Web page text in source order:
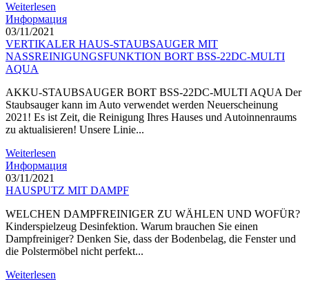
Weiterlesen
Информация
03/11/2021
VERTIKALER HAUS-STAUBSAUGER MIT
NASSREINIGUNGSFUNKTION BORT BSS-22DC-MULTI
AQUA
AKKU-STAUBSAUGER BORT BSS-22DC-MULTI AQUA Der
Staubsauger kann im Auto verwendet werden Neuerscheinung
2021! Es ist Zeit, die Reinigung Ihres Hauses und Autoinnenraums
zu aktualisieren! Unsere Linie...
Weiterlesen
Информация
03/11/2021
HAUSPUTZ MIT DAMPF
WELCHEN DAMPFREINIGER ZU WÄHLEN UND WOFÜR?
Kinderspielzeug Desinfektion. Warum brauchen Sie einen
Dampfreiniger? Denken Sie, dass der Bodenbelag, die Fenster und
die Polstermöbel nicht perfekt...
Weiterlesen